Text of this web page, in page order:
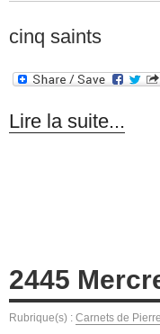
cinq saints
Lire la suite...
2445
Rubrique(s) : Carnets de